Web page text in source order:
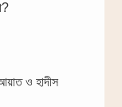
ও হাদীস